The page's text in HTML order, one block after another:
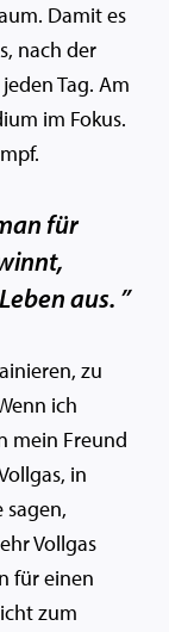
Damit es
nach der
Tag. Am
im Fokus.
für
aus. ”
zu
ich
mein Freund
in
sagen,
Vollgas
für einen
zum